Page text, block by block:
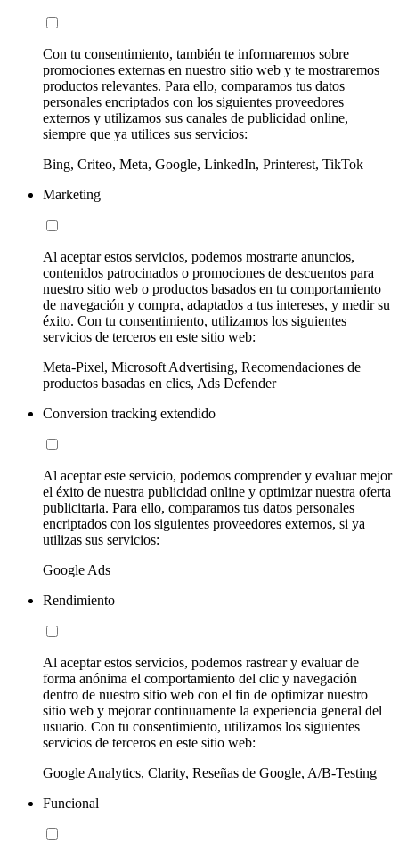
Con tu consentimiento, también te informaremos sobre
promociones externas en nuestro sitio web y te mostraremos
productos relevantes. Para ello, comparamos tus datos
personales encriptados con los siguientes proveedores
externos y utilizamos sus canales de publicidad online,
siempre que ya utilices sus servicios:
Bing, Criteo, Meta, Google, LinkedIn, Printerest, TikTok
Marketing
Al aceptar estos servicios, podemos mostrarte anuncios,
contenidos patrocinados o promociones de descuentos para
nuestro sitio web o productos basados en tu comportamiento
de navegación y compra, adaptados a tus intereses, y medir su
éxito. Con tu consentimiento, utilizamos los siguientes
servicios de terceros en este sitio web:
Meta-Pixel, Microsoft Advertising, Recomendaciones de
productos basadas en clics, Ads Defender
Conversion tracking extendido
Al aceptar este servicio, podemos comprender y evaluar mejor
el éxito de nuestra publicidad online y optimizar nuestra oferta
publicitaria. Para ello, comparamos tus datos personales
encriptados con los siguientes proveedores externos, si ya
utilizas sus servicios:
Google Ads
Rendimiento
Al aceptar estos servicios, podemos rastrear y evaluar de
forma anónima el comportamiento del clic y navegación
dentro de nuestro sitio web con el fin de optimizar nuestro
sitio web y mejorar continuamente la experiencia general del
usuario. Con tu consentimiento, utilizamos los siguientes
servicios de terceros en este sitio web:
Google Analytics, Clarity, Reseñas de Google, A/B-Testing
Funcional